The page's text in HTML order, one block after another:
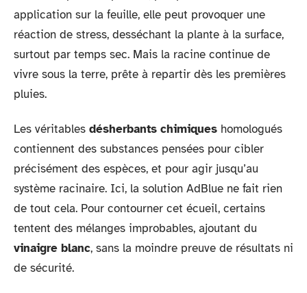
application sur la feuille, elle peut provoquer une
réaction de stress, desséchant la plante à la surface,
surtout par temps sec. Mais la racine continue de
vivre sous la terre, prête à repartir dès les premières
pluies.
Les véritables désherbants chimiques homologués
contiennent des substances pensées pour cibler
précisément des espèces, et pour agir jusqu’au
système racinaire. Ici, la solution AdBlue ne fait rien
de tout cela. Pour contourner cet écueil, certains
tentent des mélanges improbables, ajoutant du
vinaigre blanc, sans la moindre preuve de résultats ni
de sécurité.